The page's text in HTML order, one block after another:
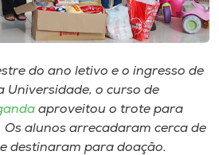
do ano letivo e o ingresso de
Universidade, o curso de
aproveitou o trote para
alunos arrecadaram cerca de
destinaram para doação.